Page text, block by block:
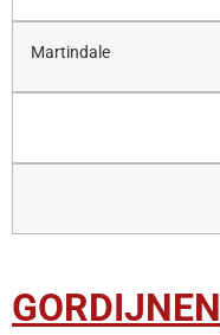
Martindale
GORDIJNEN